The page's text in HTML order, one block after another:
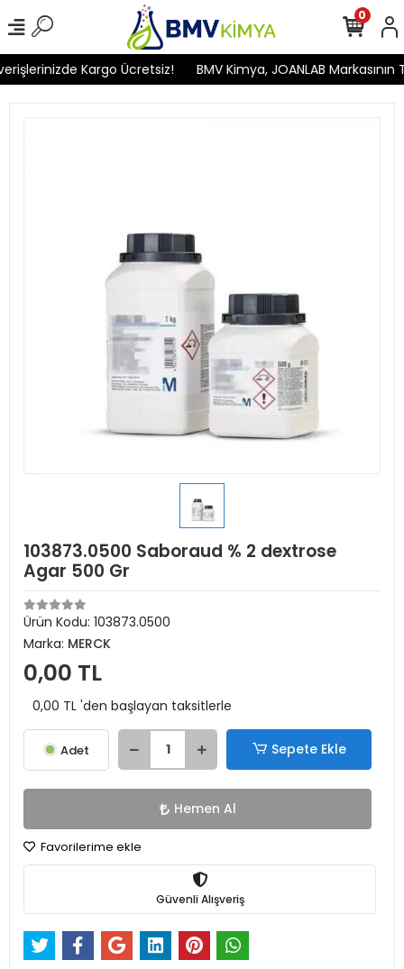
Kargo Ücretsiz! BMV Kimya, JOANLAB
0
103873.0500 Saboraud % 2 dextrose
Agar 500 Gr
Ürün Kodu: 103873.0500
Marka: MERCK
0,00 TL
0,00 TL 'den başlayan taksitlerle
Adet Sepete Ekle
Hemen Al
Favorilerime ekle
Güvenli Alışveriş